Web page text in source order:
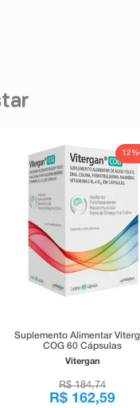
12%
Suplemento Alimentar
COG 60 Cápsulas
Vitergan
R$ 184,74
R$ 162,59